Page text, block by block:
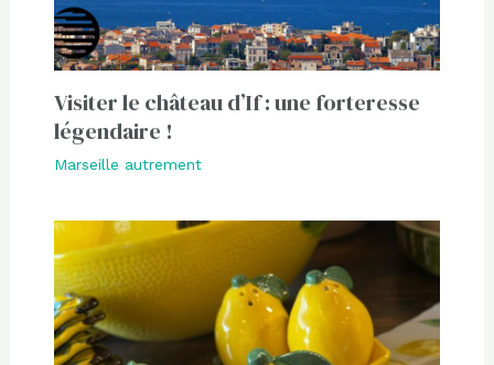
Visiter le château d’If : une forteresse
légendaire !
Marseille autrement